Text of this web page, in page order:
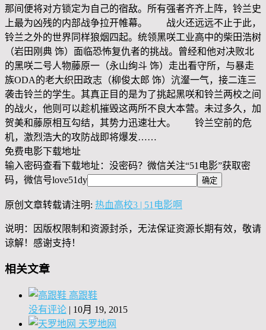
那间便将对方锁定为自己的宿敌。所有强者齐齐上阵，铃兰史
上最为凶残的内部战争拉开帷幕。 战火还远远不止于此，
铃兰之外的世界同样狼烟四起。统领黑咲工业高中的柴田浩树
（岩田刚典 饰）面临恐怖复仇者的挑战。曾经和他对决败北
的黑咲二号人物藤原一（永山绚斗 饰）走出看守所，与暴走
族ODA的老大织田政志（柳俊太郎 饰）沆瀣一气，接二连三
袭击铃兰的学生。其真正目的是为了挑起黑咲和铃兰两校之间
的战火，他则可以趁机摧毁这两所不良大本营。未过多久，加
贺美和藤原相互勾结，其势力迅速壮大。 铃兰空前的危
机，激烈浩大的攻防战即将爆发……
免费电影下载地址
输入密码查看下载地址：没密码？微信关注“51电影”获取密
码，微信号love51dy
原创文章转载请注明: 热血高校3 | 51电影啊
说明：因版权限制和资源封杀，无法保证资源长期有效，敬请
谅解！感谢支持！
相关文章
高跟鞋
没有评论 | 10月 19, 2015
天罗地网